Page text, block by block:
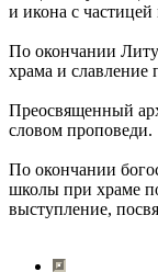
и икона с
По окончании
храма и
Преосвященный
словом проповеди.
По окончании
школы при храме
выступление,